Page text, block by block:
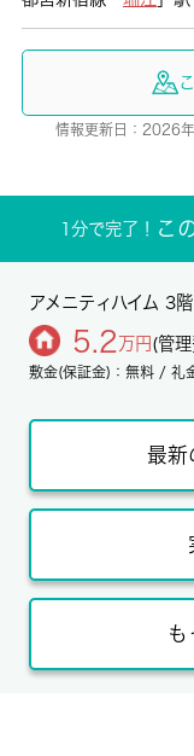
情報更新日：2026
1分で完了！ こ
アメニティハイム 3階
5.2 万円 (管
敷金(保証金)：無料 / 礼
最新
も